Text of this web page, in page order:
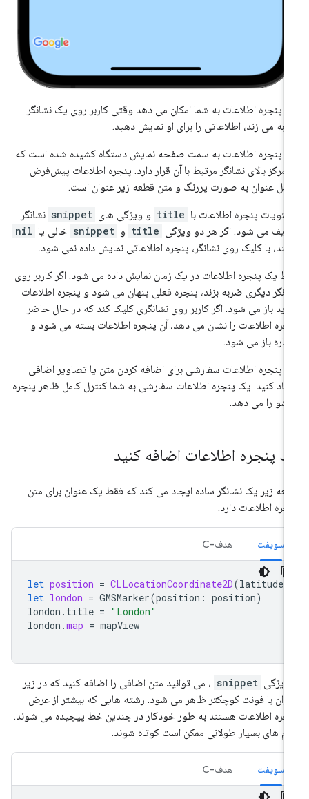
پنجره اطلاعات به شما امکان می دهد وقتی کاربر روی یک نشانگر
می زند، اطلاعاتی را برای او نمایش دهید.
پنجره اطلاعات به سمت صفحه نمایش دستگاه کشیده شده است که
مرکز بالای نشانگر مرتبط با آن قرار دارد. پنجره اطلاعات پیش‌فرض
عنوان به صورت پررنگ و متن قطعه زیر عنوان است.
پنجره اطلاعات با title و ویژگی های snippet نشانگر
می شود. اگر هر دو ویژگی title و snippet خالی یا
nil
با کلیک روی نشانگر، پنجره اطلاعاتی نمایش داده نمی شود.
یک پنجره اطلاعات در یک زمان نمایش داده می شود. اگر کاربر روی
دیگری ضربه بزند، پنجره فعلی پنهان می شود و پنجره اطلاعات
باز می شود. اگر کاربر روی نشانگری کلیک کند که در حال حاضر
اطلاعات را نشان می دهد، آن پنجره اطلاعات بسته می شود و
باز می شود.
پنجره اطلاعات سفارشی برای اضافه کردن متن یا تصاویر اضافی
کنید. یک پنجره اطلاعات سفارشی به شما کنترل کامل ظاهر پنجره
را می دهد.
پنجره اطلاعات اضافه کنید
زیر یک نشانگر ساده ایجاد می کند که فقط یک عنوان برای متن
اطلاعات دارد.
سویفت هدف-C
let position = CLLocationCoordinate2D(latitude
let london = GMSMarker(position: position
london.title = "London"
london. map = mapView
ویژگی snippet ، می توانید متن اضافی را اضافه کنید که در زیر
با فونت کوچکتر ظاهر می شود. رشته هایی که بیشتر از عرض
اطلاعات هستند به طور خودکار در چندین خط پیچیده می شوند.
های بسیار طولانی ممکن است کوتاه شوند.
سویفت هدف-C